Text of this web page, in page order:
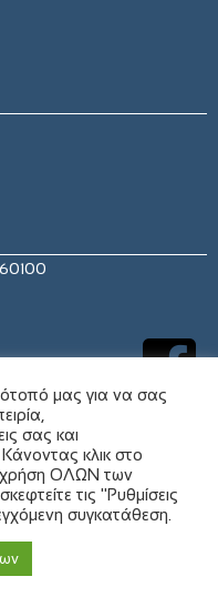
60100
μας για να σας
σας και
κλικ στο
χρήση ΟΛΩΝ των
τις "Ρυθμίσεις
συγκατάθεση.